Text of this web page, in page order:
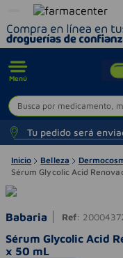
Menú
Busca por medicamento,
Tu pedido será
Inicio Belleza
Sérum Glycolic Acid
Babaria Ref:
Sérum Glycolic Acid
x 50 mL